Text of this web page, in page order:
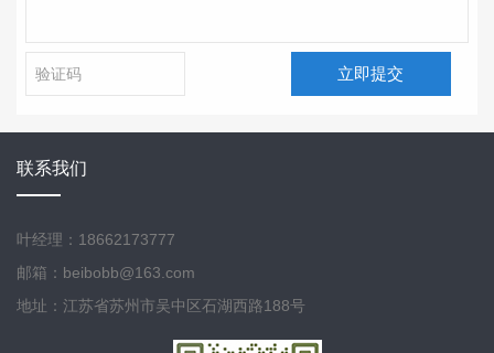
立即提交
联系我们
叶经理：18662173777
邮箱：beibobb@163.com
地址：江苏省苏州市吴中区石湖西路188号